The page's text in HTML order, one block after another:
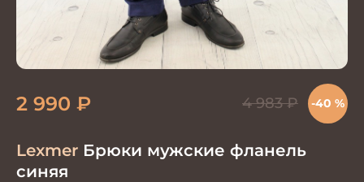
Lexmer Брюки мужские фланель
синяя
2 990 ₽ 4 983₽ -40 %